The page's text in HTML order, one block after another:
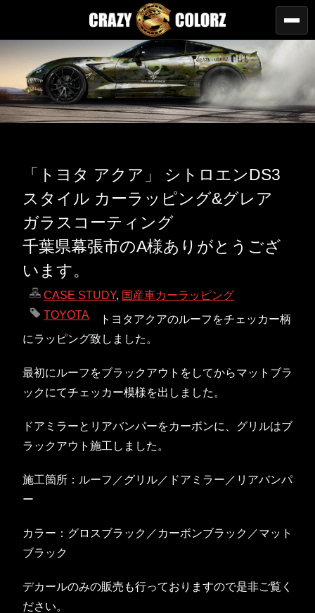
「トヨタ アクア」 シトロエンDS3
スタイル カーラッピング&グレア
ガラスコーティング
千葉県幕張市のA様ありがとうござ
います。
CASE STUDY, 国産車カーラッピング
TOYOTA
トヨタアクアのルーフをチェッカー柄
にラッピング致しました。
最初にルーフをブラックアウトをしてからマットブラ
ックにてチェッカー模様を出しました。
ドアミラーとリアバンパーをカーボンに、グリルはブ
ラックアウト施工しました。
施工箇所：ルーフ／グリル／ドアミラー／リアバンパ
ー
カラー：グロスブラック／カーボンブラック／マット
ブラック
デカールのみの販売も行っておりますので是非ご覧く
ださい。